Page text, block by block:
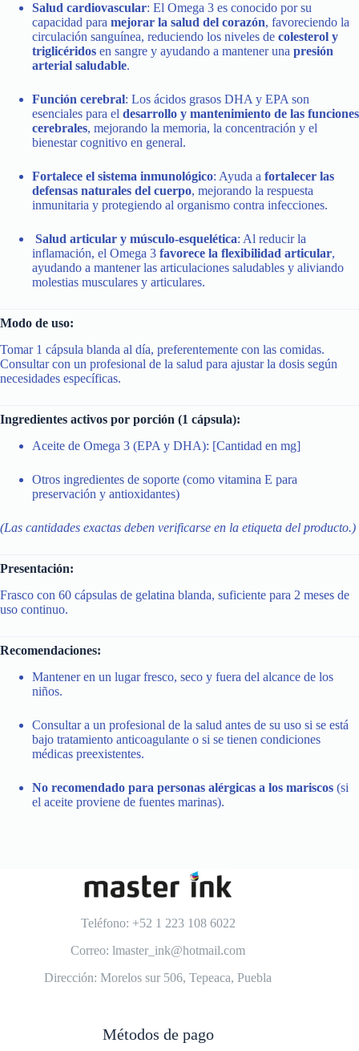
Salud cardiovascular: El Omega 3 es conocido por su
capacidad para mejorar la salud del corazón, favoreciendo la
circulación sanguínea, reduciendo los niveles de colesterol y
triglicéridos en sangre y ayudando a mantener una presión
arterial saludable.
Función cerebral: Los ácidos grasos DHA y EPA son
esenciales para el desarrollo y mantenimiento de las funciones
cerebrales, mejorando la memoria, la concentración y el
bienestar cognitivo en general.
Fortalece el sistema inmunológico: Ayuda a fortalecer las
defensas naturales del cuerpo, mejorando la respuesta
inmunitaria y protegiendo al organismo contra infecciones.
Salud articular y músculo-esquelética: Al reducir la
inflamación, el Omega 3 favorece la flexibilidad articular,
ayudando a mantener las articulaciones saludables y aliviando
molestias musculares y articulares.
Modo de uso:
Tomar 1 cápsula blanda al día, preferentemente con las comidas.
Consultar con un profesional de la salud para ajustar la dosis según
necesidades específicas.
Ingredientes activos por porción (1 cápsula):
Aceite de Omega 3 (EPA y DHA): [Cantidad en mg]
Otros ingredientes de soporte (como vitamina E para
preservación y antioxidantes)
(Las cantidades exactas deben verificarse en la etiqueta del producto.)
Presentación:
Frasco con 60 cápsulas de gelatina blanda, suficiente para 2 meses de
uso continuo.
Recomendaciones:
Mantener en un lugar fresco, seco y fuera del alcance de los
niños.
Consultar a un profesional de la salud antes de su uso si se está
bajo tratamiento anticoagulante o si se tienen condiciones
médicas preexistentes.
No recomendado para personas alérgicas a los mariscos (si
el aceite proviene de fuentes marinas).
Teléfono: +52 1 223 108 6022
Correo: lmaster_ink@hotmail.com
Dirección: Morelos sur 506, Tepeaca, Puebla
Métodos de pago